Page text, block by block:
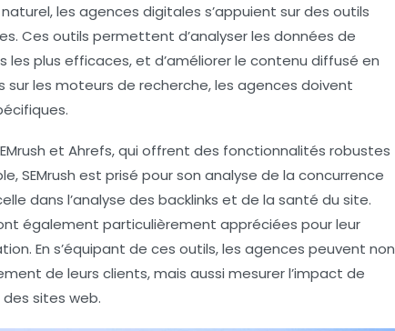
, les agences digitales s’appuient sur des outils
Ces outils permettent d’analyser les données de
plus efficaces, et d’améliorer le contenu diffusé en
sur les moteurs de recherche, les agences doivent
et Ahrefs, qui offrent des fonctionnalités robustes
SEMrush est prisé pour son analyse de la concurrence
dans l’analyse des backlinks et de la santé du site.
également particulièrement appréciées pour leur
En s’équipant de ces outils, les agences peuvent non
de leurs clients, mais aussi mesurer l’impact de
sites web.